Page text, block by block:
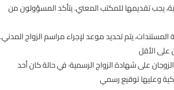
يجب تقديمها للمكتب المعني. يتأكد المسؤولون من
يتم تحديد موعد لإجراء مراسم الزواج المدني.
على شهادة الزواج الرسمية· في حالة كان أحد